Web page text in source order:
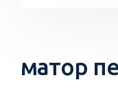
матор